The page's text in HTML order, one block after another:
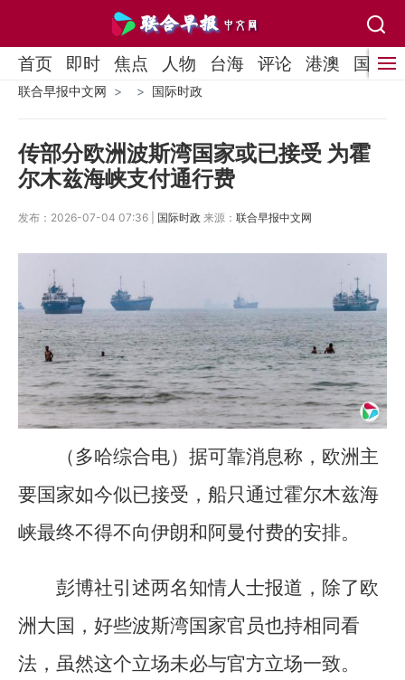
首页 即时 焦点 人物 台海 评论 港澳 国际
联合早报中文网 国际时政
传部分欧洲波斯湾国家或已接受 为霍
尔木兹海峡支付通行费
发布：2026-07-04 07:36 | 国际时政 来源： 联合早报中文网
（多哈综合电）据可靠消息称，欧洲主
要国家如今似已接受，船只通过霍尔木兹海
峡最终不得不向伊朗和阿曼付费的安排。
彭博社引述两名知情人士报道，除了欧
洲大国，好些波斯湾国家官员也持相同看
法，虽然这个立场未必与官方立场一致。